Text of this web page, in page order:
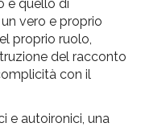
è quello di
vero e proprio
proprio ruolo,
del racconto
con il
e autoironici, una